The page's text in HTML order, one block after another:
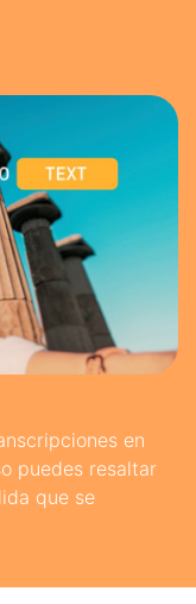
en
puedes resaltar
que se